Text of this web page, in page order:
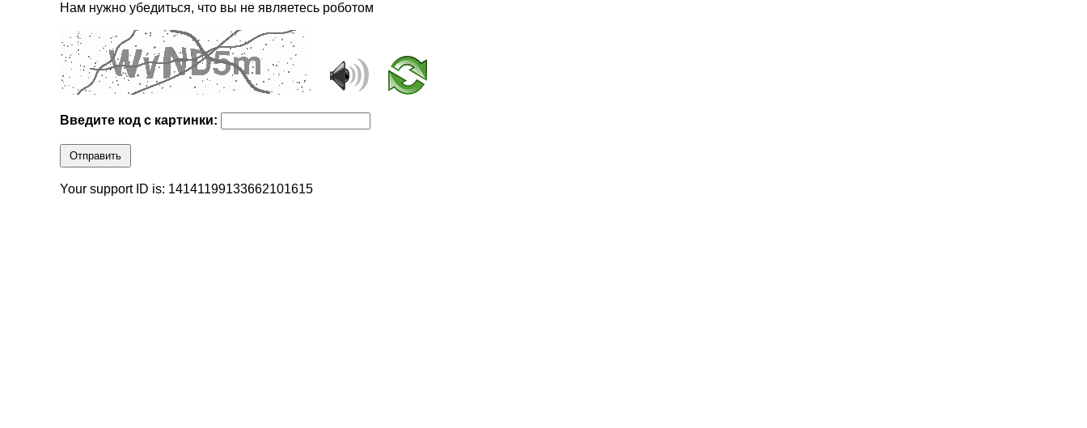
Нам нужно убедиться, что вы не являетесь роботом
Введите код с картинки:
Отправить
Your support ID is: 14141199133662101615